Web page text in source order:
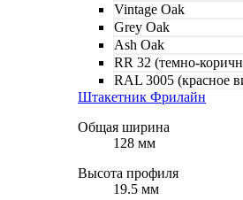
Vintage Oak
Grey Oak
Ash Oak
RR 32 (темно-
RAL 3005 (красное
Штакетник Фрилайн
Общая ширина
128 мм
Высота профиля
19.5 мм